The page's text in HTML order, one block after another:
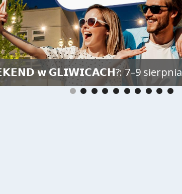
𝘄 𝗚𝗟𝗜𝗪𝗜𝗖𝗔𝗖𝗛?: 7–9 sierpnia